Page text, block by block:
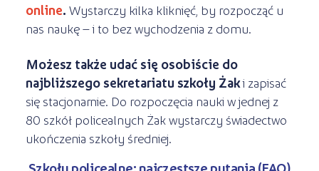
online. Wystarczy kilka kliknięć, by rozpocząć u
nas naukę – i to bez wychodzenia z domu.
Możesz także udać się osobiście do
najbliższego sekretariatu szkoły Żaki zapisać
się stacjonarnie. Do rozpoczęcia nauki w jednej z
80 szkół policealnych Żak wystarczy świadectwo
ukończenia szkoły średniej.
Szkoły policealne: najczęstsze pytania (FAQ)